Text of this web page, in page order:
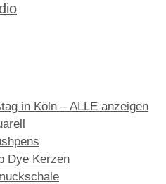
in Köln – ALLE anzeigen
Dye Kerzen